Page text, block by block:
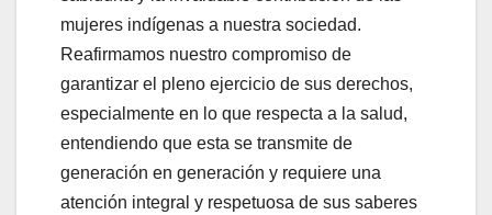
mujeres indígenas a nuestra sociedad.
Reafirmamos nuestro compromiso de
garantizar el pleno ejercicio de sus derechos,
especialmente en lo que respecta a la salud,
entendiendo que esta se transmite de
generación en generación y requiere una
atención integral y respetuosa de sus saberes